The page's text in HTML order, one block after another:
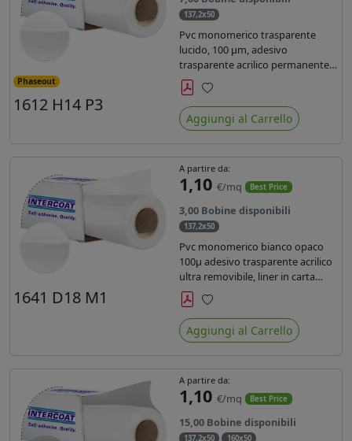
Phaseout
1612 H14 P3
137,2x50
Pvc monomerico trasparente
lucido, 100 µm, adesivo
trasparente acrilico permanente
durata 3 anni, liner in carta kraft
monosiliconata da 135 gr, REACH
compliant per stampa con
inchiostri solvente ecosolvente uv
Preferiti
Aggiungi al Carrello
1641 D18 M1
A partire da:
1,10 €/mq Best Price
3,00 Bobine disponibili
137,2x50
Pvc monomerico bianco opaco
100µ adesivo trasparente acrilico
ultra removibile, liner in carta
kraft da 140gr/mq. Durata 3 anni.
Dotato di certificato FR B1 e
conforme alla normativa REACH.
Preferiti
Aggiungi al Carrello
A partire da:
1,10 €/mq Best Price
15,00 Bobine disponibili
137,2x50 160x50